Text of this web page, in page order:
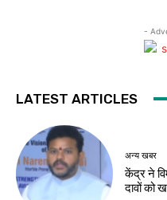
-
LATEST ARTICLES
अन्य खबर
केंद्र ने
दावों को